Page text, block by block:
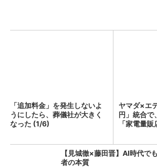
「追加料金」を発生しないよ
うにしたら、葬儀社が大きく
なった (1/6)
ヤマダ×エ
円」統合で
「家電量
【見城徹×藤田晋】AI時代で
者の本質